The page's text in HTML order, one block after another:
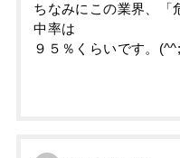
ちなみにこの業界、「
中率は
９５％くらいです。